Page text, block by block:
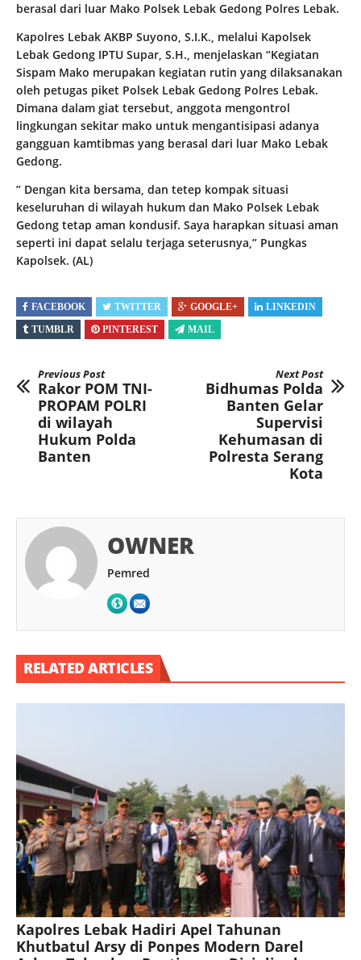
berasal dari luar Mako Polsek Lebak Gedong Polres Lebak.
Kapolres Lebak AKBP Suyono, S.I.K., melalui Kapolsek
Lebak Gedong IPTU Supar, S.H., menjelaskan “Kegiatan
Sispam Mako merupakan kegiatan rutin yang dilaksanakan
oleh petugas piket Polsek Lebak Gedong Polres Lebak.
Dimana dalam giat tersebut, anggota mengontrol
lingkungan sekitar mako untuk mengantisipasi adanya
gangguan kamtibmas yang berasal dari luar Mako Lebak
Gedong.
” Dengan kita bersama, dan tetep kompak situasi
keseluruhan di wilayah hukum dan Mako Polsek Lebak
Gedong tetap aman kondusif. Saya harapkan situasi aman
seperti ini dapat selalu terjaga seterusnya,” Pungkas
Kapolsek. (AL)
FACEBOOK TWITTER GOOGLE+
LINKEDIN
TUMBLR
PINTEREST MAIL
Previous Post
Rakor POM TNI-
PROPAM POLRI
di wilayah
Hukum Polda
Banten
Next Post
Bidhumas Polda
Banten Gelar
Supervisi
Kehumasan di
Polresta Serang
Kota
OWNER
Pemred
RELATED ARTICLES
Kapolres Lebak Hadiri Apel Tahunan
Khutbatul Arsy di Ponpes Modern Darel